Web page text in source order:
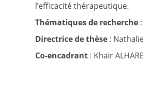
l’efficacité thérapeutique.
Thématiques de recherche
Directrice de thèse :
Co-encadrant : Khair